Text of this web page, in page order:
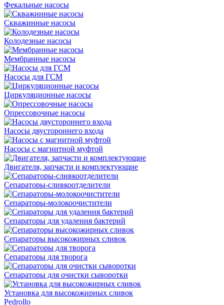
Фекальные насосы
Скважинные насосы
Колодезные насосы
Мембранные насосы
Насосы для ГСМ
Циркуляционные насосы
Опрессовочные насосы
Насосы двустороннего входа
Насосы с магнитной муфтой
Двигателя, запчасти и комплектующие
Сепараторы-сливкоотделители
Сепараторы-молокоочистители
Сепараторы для удаления бактерий
Сепараторы высокожирных сливок
Сепараторы для творога
Сепараторы для очистки сыворотки
Установка для высокожирных сливок
Pedrollo